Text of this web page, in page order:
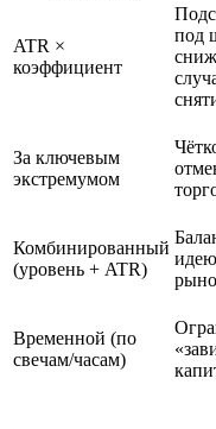
ATR ×
коэффициент
под
За ключевым
экстремумом
Комбинированный
(уровень + ATR)
Временной (по
свечам/часам)